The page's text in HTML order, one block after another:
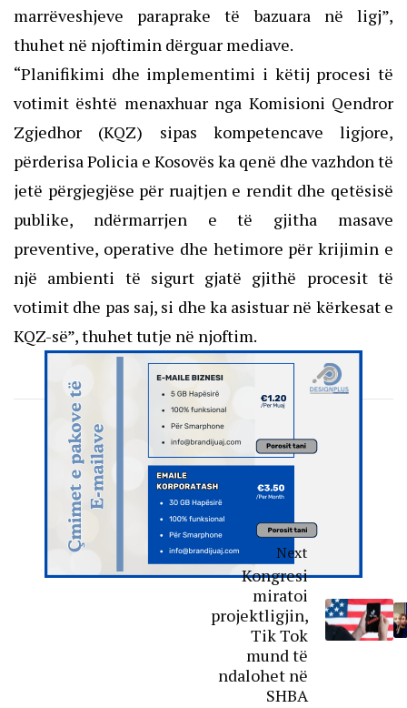
marrëveshjeve paraprake të bazuara në ligj”,
thuhet në njoftimin dërguar mediave.
“Planifikimi dhe implementimi i këtij procesi të
votimit është menaxhuar nga Komisioni Qendror
Zgjedhor (KQZ) sipas kompetencave ligjore,
përderisa Policia e Kosovës ka qenë dhe vazhdon të
jetë përgjegjëse për ruajtjen e rendit dhe qetësisë
publike, ndërmarrjen e të gjitha masave
preventive, operative dhe hetimore për krijimin e
një ambienti të sigurt gjatë gjithë procesit të
votimit dhe pas saj, si dhe ka asistuar në kërkesat e
KQZ-së”, thuhet tutje në njoftim.
Next
Kongresi
miratoi
projektligjin,
Tik Tok
mund të
ndalohet në
SHBA